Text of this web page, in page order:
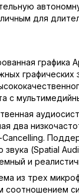
для
графика
графических
с
два
звука (Spatial
и
из трех
соотношением